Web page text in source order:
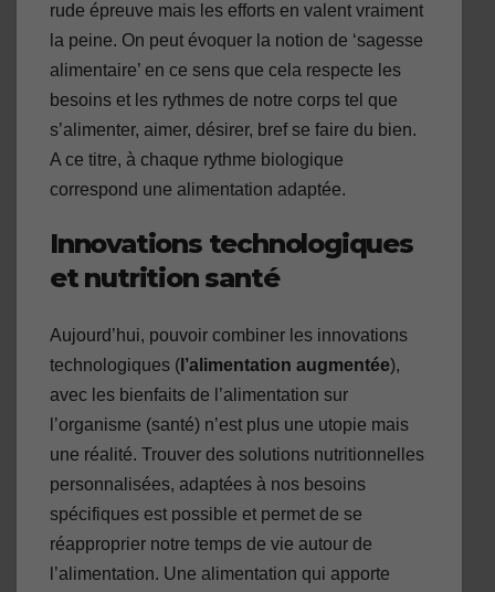
rude épreuve mais les efforts en valent vraiment
la peine. On peut évoquer la notion de ‘sagesse
alimentaire’ en ce sens que cela respecte les
besoins et les rythmes de notre corps tel que
s’alimenter, aimer, désirer, bref se faire du bien.
A ce titre, à chaque rythme biologique
correspond une alimentation adaptée.
Innovations technologiques
et nutrition santé
Aujourd’hui, pouvoir combiner les innovations
technologiques ( l’alimentation augmentée),
avec les bienfaits de l’alimentation sur
l’organisme (santé) n’est plus une utopie mais
une réalité. Trouver des solutions nutritionnelles
personnalisées, adaptées à nos besoins
spécifiques est possible et permet de se
réapproprier notre temps de vie autour de
l’alimentation. Une alimentation qui apporte